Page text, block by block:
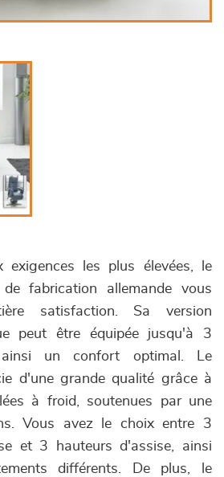
exigences les plus élevées, le
fabrication allemande vous
satisfaction. Sa version
peut être équipée jusqu'à 3
un confort optimal. Le
d'une grande qualité grâce à
à froid, soutenues par une
Vous avez le choix entre 3
et 3 hauteurs d'assise, ainsi
différents. De plus, le